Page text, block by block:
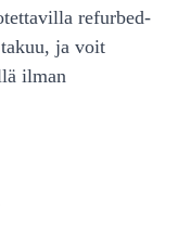
refurbed-
ja voit
ilman